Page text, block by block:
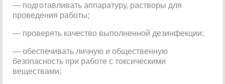
— подготавливать аппаратуру, растворы для
проведения работы;
— проверять качество выполненной дезинфекции;
— обеспечивать личную и общественную
безопасность при работе с токсическими
веществами;